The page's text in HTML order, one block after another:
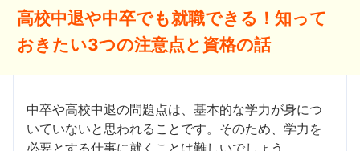
高校中退や中卒でも就職できる！知って
おきたい3つの注意点と資格の話
中卒や高校中退の問題点は、基本的な学力が身につ
いていないと思われることです。そのため、学力を